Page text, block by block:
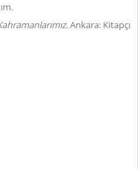
Ankara: Kitapçı